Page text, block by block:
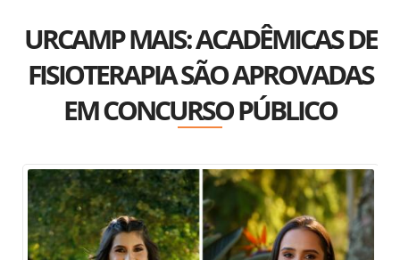
URCAMP MAIS: ACADÊMICAS DE
FISIOTERAPIA SÃO APROVADAS
EM CONCURSO PÚBLICO